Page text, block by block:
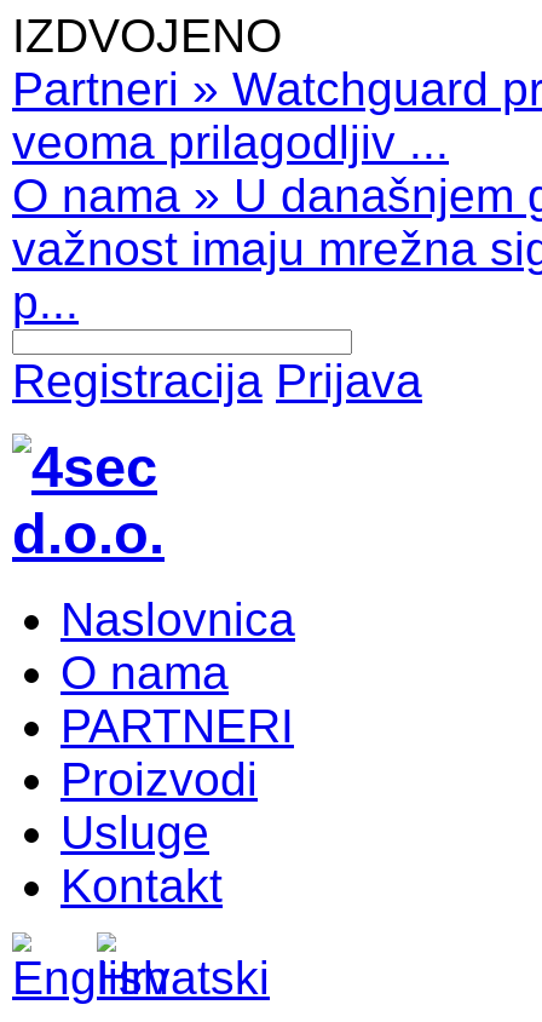
IZDVOJENO
Partneri » Watchguard
veoma prilagodljiv ...
O nama » U današnjem
važnost imaju mrežna
p...
Registracija Prijava
Naslovnica
O nama
PARTNERI
Proizvodi
Usluge
Kontakt